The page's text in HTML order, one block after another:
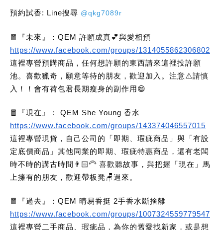
預約試香: Line搜尋 @qkg7089r
🧧『未來』：QEM 許願成真💕與愛相預
https://www.facebook.com/groups/1314055862306802
這裡專營預購商品，任何想許願的東西請來這裡投許願
池。喜歡獵奇，願意等待的朋友，歡迎加入。注意⚠️請慎
入！！會有荷包君長期瘦身的副作用😄
🧧『現在』： QEM She Young 香水
https://www.facebook.com/groups/143374046557015
這裡專營現貨，自己公司的「即期、瑕疵商品」與「有設
定底價商品」其他同業的即期、瑕疵特惠商品，還有老闆
時不時的講古時間👨🏻‍🦳 喜歡聽故事，與把握「現在」馬
上擁有的朋友，歡迎帶板凳🪑過來。
🧧『過去』：QEM 晴易香挺 2手香水斷捨離
https://www.facebook.com/groups/1007324559779547
這裡專營二手商品、瑕疵品，為你的舊愛找新家，或是想